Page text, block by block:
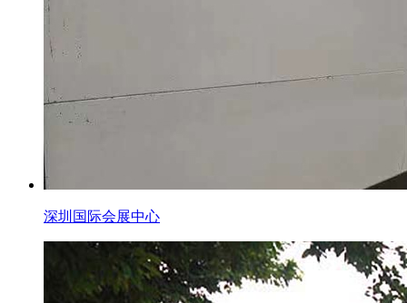
深圳国际会展中心